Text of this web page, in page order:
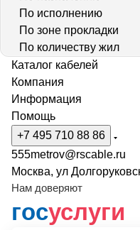
По исполнению
По зоне прокладки
По количеству жил
Каталог кабелей
Компания
Информация
Помощь
+7 495 710 88 86
555metrov@rscable.ru
Москва, ул
Нам доверяют
госуслуги